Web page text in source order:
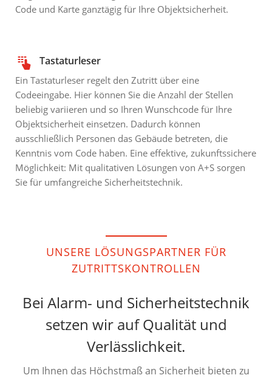
Code und Karte ganztägig für Ihre Objektsicherheit.
Tastaturleser
Ein Tastaturleser regelt den Zutritt über eine
Codeeingabe. Hier können Sie die Anzahl der Stellen
beliebig variieren und so Ihren Wunschcode für Ihre
Objektsicherheit einsetzen. Dadurch können
ausschließlich Personen das Gebäude betreten, die
Kenntnis vom Code haben. Eine effektive, zukunftssichere
Möglichkeit: Mit qualitativen Lösungen von A+S sorgen
Sie für umfangreiche Sicherheitstechnik.
UNSERE LÖSUNGSPARTNER FÜR
ZUTRITTSKONTROLLEN
Bei Alarm- und Sicherheitstechnik
setzen wir auf Qualität und
Verlässlichkeit.
Um Ihnen das Höchstmaß an Sicherheit bieten zu